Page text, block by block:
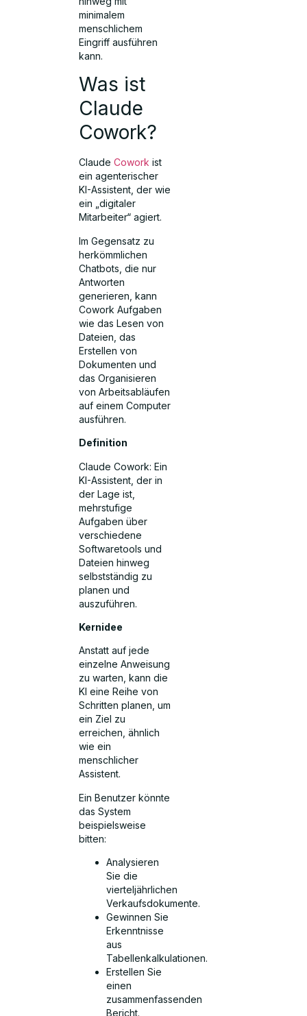
minimalem
menschlichem
Eingriff ausführen
kann.
Was ist
Claude
Cowork?
ClaudeCowork ist
ein agenterischer
KI-Assistent, der wie
ein „digitaler
Mitarbeiter“ agiert.
Im Gegensatz zu
herkömmlichen
Chatbots, die nur
Antworten
generieren, kann
Cowork Aufgaben
wie das Lesen von
Dateien, das
Erstellen von
Dokumenten und
das Organisieren
von Arbeitsabläufen
auf einem Computer
ausführen.
Definition
Claude Cowork: Ein
KI-Assistent, der in
der Lage ist,
mehrstufige
Aufgaben über
verschiedene
Softwaretools und
Dateien hinweg
selbstständig zu
planen und
auszuführen.
Kernidee
Anstatt auf jede
einzelne Anweisung
zu warten, kann die
KI eine Reihe von
Schritten planen, um
ein Ziel zu
erreichen, ähnlich
wie ein
menschlicher
Assistent.
Ein Benutzer könnte
das System
beispielsweise
bitten:
Analysieren
Sie die
vierteljährlichen
Verkaufsdokumente.
Gewinnen Sie
Erkenntnisse
aus
Tabellenkalkulationen.
Erstellen Sie
einen
zusammenfassenden
Bericht.